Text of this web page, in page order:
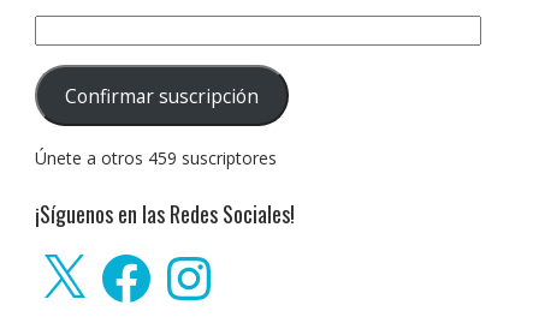
correo
electrónico:
Confirmar suscripción
Únete a otros 459 suscriptores
¡Síguenos en las Redes Sociales!
FacebookInstagram